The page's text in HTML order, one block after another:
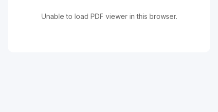
Unable to load PDF viewer in this browser.